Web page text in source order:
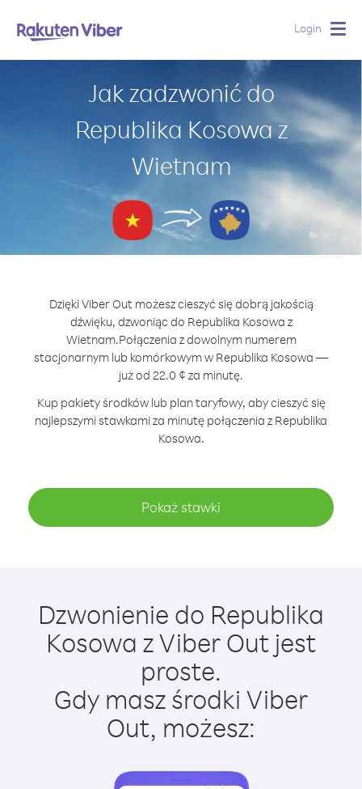
Login
Jak zadzwonić do
Republika Kosowa z
Wietnam
Dzięki Viber Out możesz cieszyć się dobrą jakością
dźwięku, dzwoniąc do Republika Kosowa z
Wietnam.Połączenia z dowolnym numerem
stacjonarnym lub komórkowym w Republika Kosowa —
już od 22.0 ¢ za minutę.
Kup pakiety środków lub plan taryfowy, aby cieszyć się
najlepszymi stawkami za minutę połączenia z Republika
Kosowa.
Pokaż stawki
Dzwonienie do Republika
Kosowa z Viber Out jest
proste.
Gdy masz środki Viber
Out, możesz: